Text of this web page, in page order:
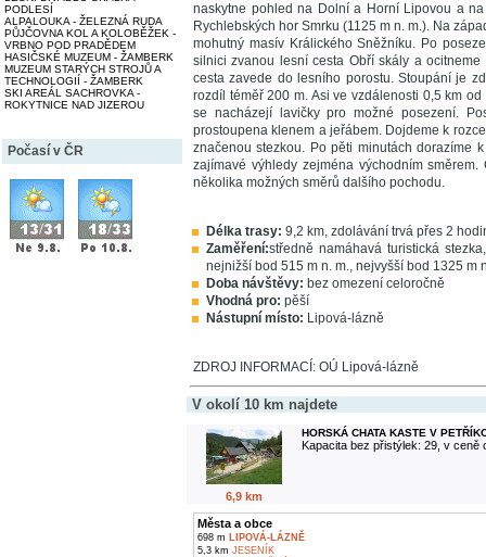
PODLESÍ
ALPALOUKA - ŽELEZNÁ RUDA
PŮJČOVNA KOL A KOLOBĚŽEK -
VRBNO POD PRADĚDEM
HASIČSKÉ MUZEUM - ŽAMBERK
MUZEUM STARÝCH STROJŮ A
TECHNOLOGIÍ - ŽAMBERK
SKI AREÁL SACHROVKA -
ROKYTNICE NAD JIZEROU
Počasí v ČR
naskytne pohled na Dolní a Horní Lipovou a
Rychlebských hor Smrku (1125 m n. m.). Na
mohutný masív Králického Sněžníku. Po
silnici zvanou lesní cesta Obří skály a
cesta zavede do lesního porostu. Stoupání je
rozdíl téměř 200 m. Asi ve vzdálenosti 0,5 km
se nacházejí lavičky pro možné posezení.
prostoupena klenem a jeřábem. Dojdeme k
značenou stezkou. Po pěti minutách dorazíme
zajímavé výhledy zejména východním
několika možných směrů dalšího pochodu.
Délka trasy: 9,2 km, zdolávání trvá přes 2
Zaměření:středně namáhavá turistická
nejnižší bod 515 m n. m., nejvyšší bod 1325 m
Doba návštěvy: bez omezení celoročně
Vhodná pro: pěší
Nástupní místo: Lipová-lázně
ZDROJ INFORMACÍ: OÚ Lipová-lázně
V okolí 10 km najdete
6,9 km
HORSKÁ CHATA KASTE V
Kapacita bez přistýlek: 29, v ceně
Města a obce
698 m LIPOVÁ-LÁZNĚ
5,3 km JESENÍK